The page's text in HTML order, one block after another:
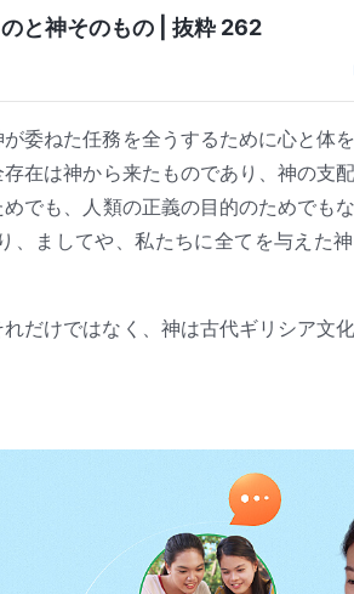
と神そのもの | 抜粋 262
委ねた任務を全うするために心と体
在は神から来たものであり、神の支
でも、人類の正義の目的のためでも
ましてや、私たちに全てを与えた
だけではなく、神は古代ギリシア文
計画と切っても切れない関係にある。
、神の前で悔い改め、罪を告白しなけ
し、神の祝福から迷い出てしまってい
神の光のないまま生きていた。そうし